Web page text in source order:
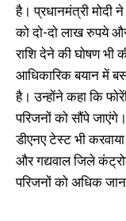
है। प्रधानमंत्री मोदी
को दाे-दाे लाख रुपये
राशि देने की घाेषण
आधिकारिक बयान में
है। उन्हाेंने कहा कि
परिजनों को सौंपे
डीएनए टेस्ट भी
और गद्यवाल जिले
परिजनों को अधिक